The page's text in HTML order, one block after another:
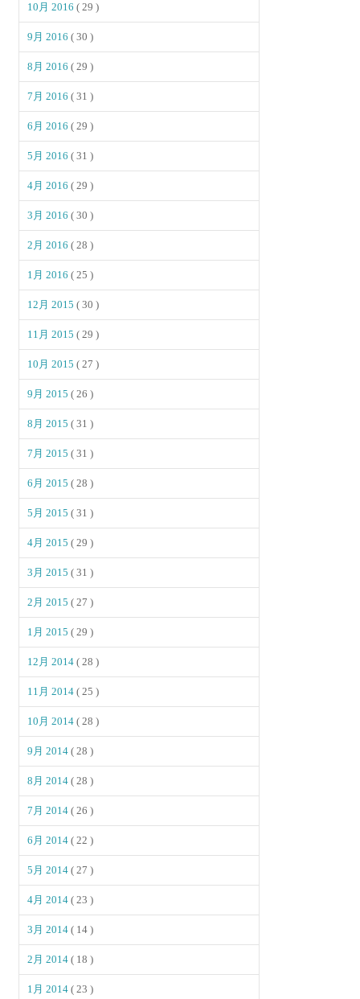
10月 2016( 29 )
9月 2016( 30 )
8月 2016( 29 )
7月 2016( 31 )
6月 2016( 29 )
5月 2016( 31 )
4月 2016( 29 )
3月 2016( 30 )
2月 2016( 28 )
1月 2016( 25 )
12月 2015( 30 )
11月 2015( 29 )
10月 2015( 27 )
9月 2015( 26 )
8月 2015( 31 )
7月 2015( 31 )
6月 2015( 28 )
5月 2015( 31 )
4月 2015( 29 )
3月 2015( 31 )
2月 2015( 27 )
1月 2015( 29 )
12月 2014( 28 )
11月 2014( 25 )
10月 2014( 28 )
9月 2014( 28 )
8月 2014( 28 )
7月 2014( 26 )
6月 2014( 22 )
5月 2014( 27 )
4月 2014( 23 )
3月 2014( 14 )
2月 2014( 18 )
1月 2014( 23 )